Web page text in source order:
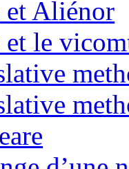
et Aliénor
le